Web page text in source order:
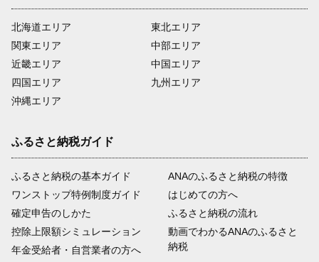
北海道エリア
関東エリア
近畿エリア
四国エリア
沖縄エリア
東北エリア
中部エリア
中国エリア
九州エリア
ふるさと納税ガイド
ふるさと納税の基本ガイド
ワンストップ特例制度ガイド
確定申告のしかた
控除上限額シミュレーション
年金受給者・自営業者の方へ
ANAのふるさと納税の特徴
はじめての方へ
ふるさと納税の流れ
動画でわかるANAのふるさと
納税